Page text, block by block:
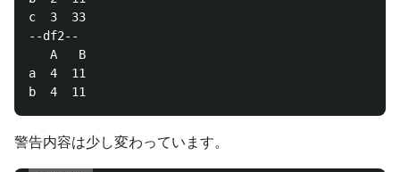
c  3  33
--df2--
   A   B
a  4  11
警告内容は少し変わっています。